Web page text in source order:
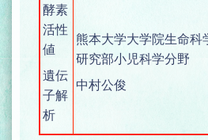
酵素
活性
値
遺伝
子解
析
熊本大学大学院生命科
研究部小児科学分野
中村公俊